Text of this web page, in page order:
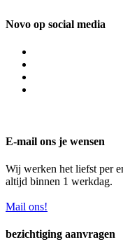
Novo op social media
E-mail ons je wensen
Wij werken het liefst per
altijd binnen 1 werkdag.
Mail ons!
bezichtiging aanvragen